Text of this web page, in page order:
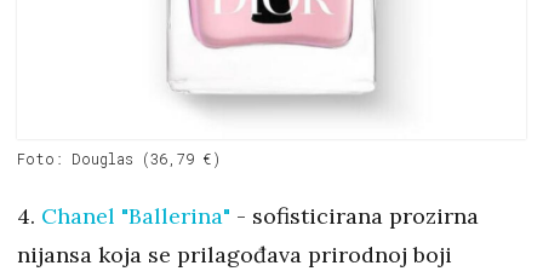
Foto: Douglas (36,79 €)
4. Chanel "Ballerina" - sofisticirana prozirna
nijansa koja se prilagođava prirodnoj boji